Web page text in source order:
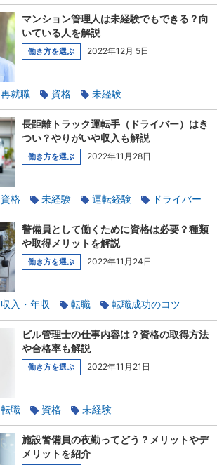
マンション管理人は未経験でもできる？向
いている人を解説
働き方を選ぶ 2022年12月 5日
再就職 資格
未経験
長距離トラック運転手（ドライバー）はき
つい？やりがいや収入も解説
働き方を選ぶ 2022年11月28日
資格 未経験 運転経験 ドライバー
警備員として働くために資格は必要？種類
や取得メリットを解説
働き方を選ぶ 2022年11月24日
収入・年収 転職
転職成功のコツ
ビル管理士の仕事内容は？資格の取得方法
や合格率も解説
働き方を選ぶ 2022年11月21日
転職 資格
未経験
施設警備員の夜勤ってどう？メリットやデ
メリットを紹介